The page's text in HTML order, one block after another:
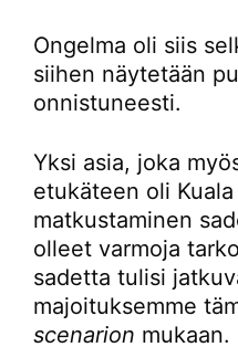
Ongelma oli siis
siihen näytetään
onnistuneesti.
Yksi asia, joka
etukäteen oli
matkustaminen
olleet varmoja
sadetta tulisi
majoituksemme
scenarion mukaan.